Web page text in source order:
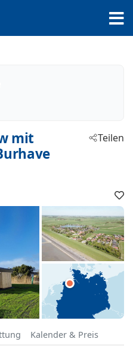
mit
Teilen
Kalender & Preis